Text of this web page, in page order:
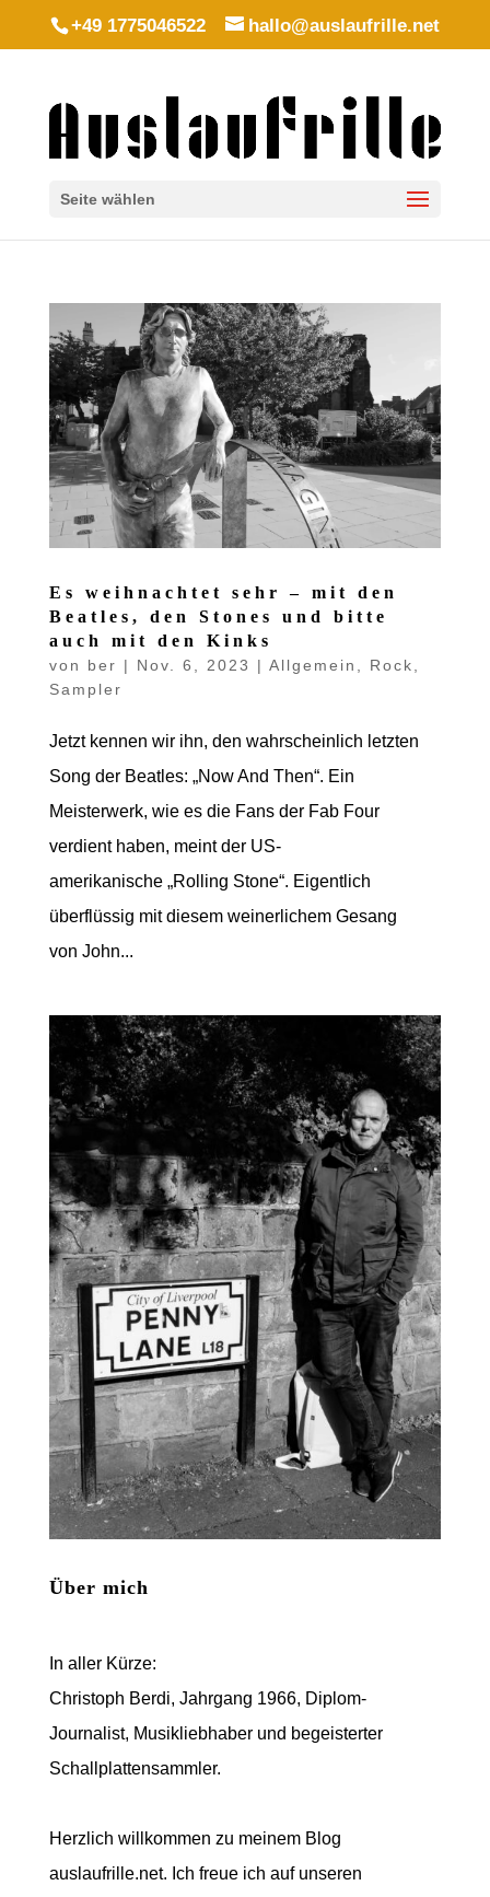
+49 1775046522 hallo@auslaufrille.net
Seite wählen
Es weihnachtet sehr – mit den
Beatles, den Stones und bitte
auch mit den Kinks
von ber | Nov. 6, 2023 | Allgemein Rock
Sampler
Jetzt kennen wir ihn, den wahrscheinlich letzten
Song der Beatles: „Now And Then“. Ein
Meisterwerk, wie es die Fans der Fab Four
verdient haben, meint der US-
amerikanische „Rolling Stone“. Eigentlich
überflüssig mit diesem weinerlichem Gesang
von John...
Über mich
In aller Kürze:
Christoph Berdi, Jahrgang 1966, Diplom-
Journalist, Musikliebhaber und begeisterter
Schallplattensammler.
Herzlich willkommen zu meinem Blog
auslaufrille.net. Ich freue ich auf unseren